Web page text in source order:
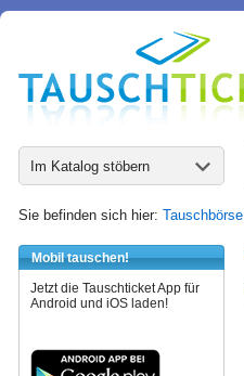
Im Katalog stöbern
Sie befinden sich hier: Tauschbörse
Mobil tauschen!
Jetzt die Tauschticket App für
Android und iOS laden!